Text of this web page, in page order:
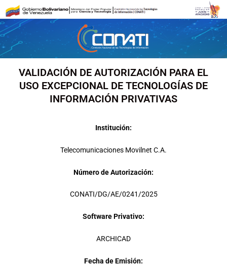
contenido
VALIDACIÓN DE AUTORIZACIÓN PARA EL
USO EXCEPCIONAL DE TECNOLOGÍAS DE
INFORMACIÓN PRIVATIVAS
Institución:
Telecomunicaciones Movilnet C.A.
Número de Autorización:
CONATI/DG/AE/0241/2025
Software Privativo:
ARCHICAD
Fecha de Emisión: